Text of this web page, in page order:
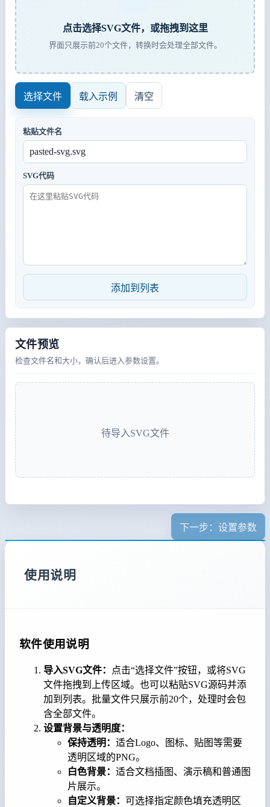
点击选择SVG文件，或拖拽到这里
界面只展示前20个文件，转换时会处理全部文件。
选择文件 载入示例 清空
粘贴文件名
SVG代码
添加到列表
文件预览
检查文件名和大小，确认后进入参数设置。
待导入SVG文件
下一步：设置参数
使用说明
软件使用说明
导入SVG文件：
点击“选择文件”按钮，或将SVG
文件拖拽到上传区域。也可以粘贴SVG源码并添
加到列表。批量文件只展示前20个，处理时会包
含全部文件。
设置背景与透明度：
保持透明： 适合Logo、图标、贴图等需要
透明区域的PNG。
白色背景： 适合文档插图、演示稿和普通图
片展示。
自定义背景： 可选择指定颜色填充透明区